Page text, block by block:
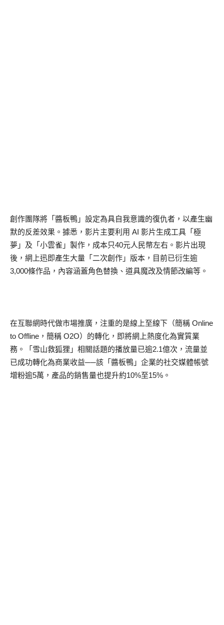
創作團隊將「醬板鴨」設定為具自我意識的復仇者，以產生幽
默的反差效果。據悉，影片主要利用 AI 影片生成工具「極
夢」及「小雲雀」製作，成本只40元人民幣左右。影片出現
後，網上迅即產生大量「二次創作」版本，目前已衍生逾
3,000條作品，內容涵蓋角色替換、道具魔改及情節改編等。
在互聯網時代做市場推廣，注重的是線上至線下（簡稱 Online
to Offline，簡稱 O2O）的轉化，即將網上熱度化為實質業
務。「雪山救狐狸」相關話題的播放量已逾2.1億次，流量並
已成功轉化為商業收益──該「醬板鴨」企業的社交媒體帳號
增粉逾5萬，產品的銷售量也提升約10%至15%。